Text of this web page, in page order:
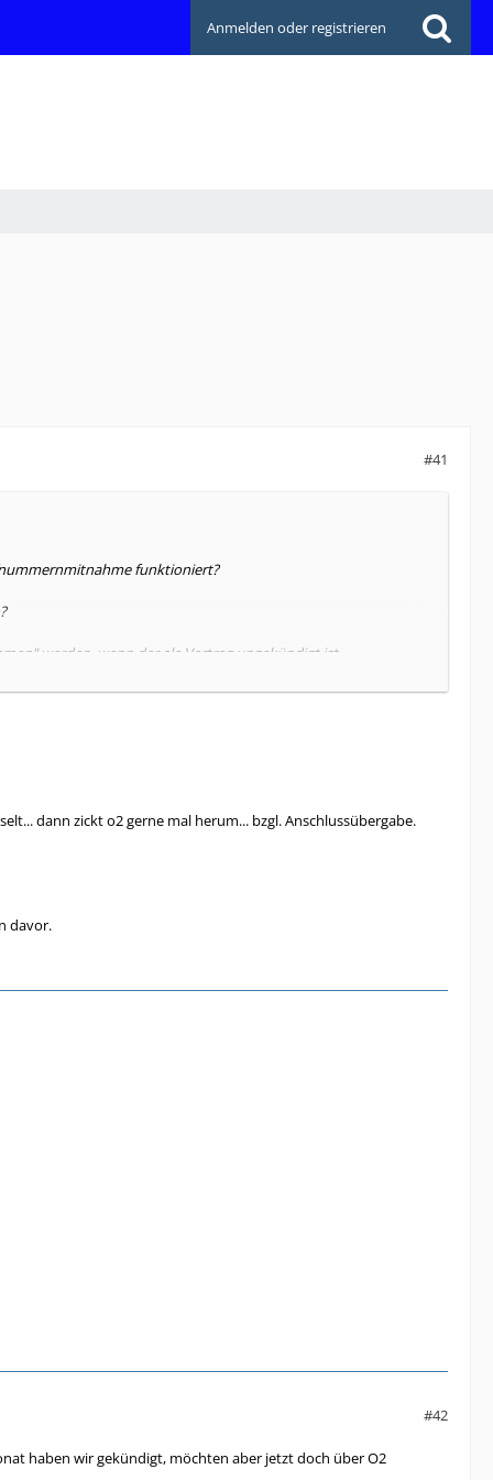
Anmelden oder registrieren
#41
funktioniert?
werden, wenn der ale Vertrag ungekündigt ist.
€? Muss ich doch in den O2 free wechseln?
dann zickt o2 gerne mal herum... bzgl. Anschlussübergabe.
davor.
#42
haben wir gekündigt, möchten aber jetzt doch über O2